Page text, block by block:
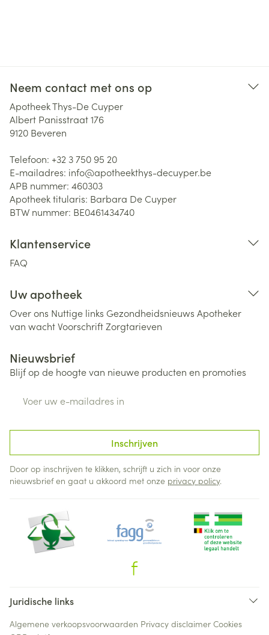
Neem contact met ons op
Apotheek Thys-De Cuyper
Albert Panisstraat 176
9120 Beveren
Telefoon: +32 3 750 95 20
E-mailadres: info@apotheekthys-decuyper.be
APB nummer: 460303
Apotheek titularis: Barbara De Cuyper
BTW nummer: BE0461434740
Klantenservice
FAQ
Uw apotheek
Over ons Nuttige links Gezondheidsnieuws Apotheker
van wachtVoorschriftZorgtarieven
Nieuwsbrief
Blijf op de hoogte van nieuwe producten en promoties
Inschrijven
Door op inschrijven te klikken, schrijft u zich in voor onze
nieuwsbrief en gaat u akkoord met onze privacy policy.
Juridische links
Algemene verkoopsvoorwaarden Privacy disclaimer Cookies